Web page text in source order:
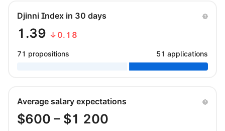
Djinni Index in 30 days
1.39 ↓0.18
71 propositions 51 applications
Average salary expectations
$600 – $1 200